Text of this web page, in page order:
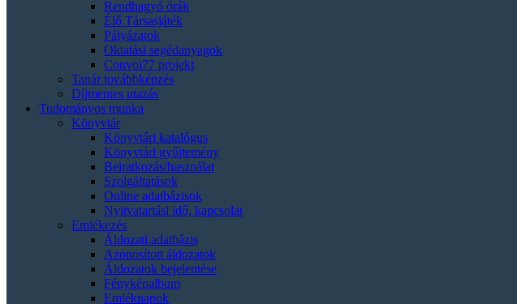
Rendhagyó órák
Élő Társasjáték
Pályázatok
Oktatási segédanyagok
Convoi77 projekt
Tanár továbbképzés
Díjmentes utazás
Tudományos munka
Könyvtár
Könyvtári katalógus
Könyvtári gyűjtemény
Beiratkozás/használat
Szolgáltatások
Online adatbázisok
Nyitvatartási idő, kapcsolat
Emlékezés
Áldozati adatbázis
Azonosított áldozatok
Áldozatok bejelentése
Fényképalbum
Emléknapok